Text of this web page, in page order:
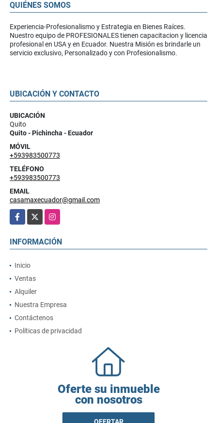
QUIÉNES SOMOS
Experiencia-Profesionalismo y Estrategia en Bienes Raíces.
Nuestro equipo de PROFESIONALES tienen capacitacion y licencia
profesional en USA y en Ecuador. Nuestra Misión es brindarle un
servicio exclusivo, Personalizado y con Profesionalismo.
UBICACIÓN Y CONTACTO
UBICACIÓN
Quito
Quito - Pichincha - Ecuador
MÓVIL
+593983500773
TELÉFONO
+593983500773
EMAIL
casamaxecuador@gmail.com
Facebook
Instagram
INFORMACIÓN
Inicio
Ventas
Alquiler
Nuestra Empresa
Contáctenos
Políticas de privacidad
Oferte su inmueble
con nosotros